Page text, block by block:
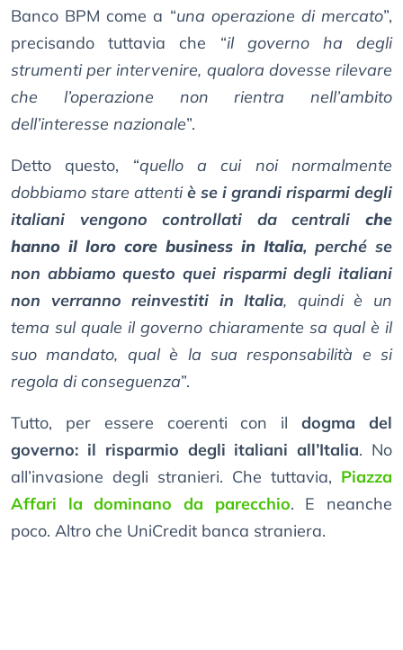
Banco BPM come a “una operazione di mercato”,
precisando tuttavia che “il governo ha degli
strumenti per intervenire, qualora dovesse rilevare
che l’operazione non rientra nell’ambito
dell’interesse nazionale”.
Detto questo, “quello a cui noi normalmente
dobbiamo stare attentiè se i grandi risparmi degli
italiani vengono controllati da centrali che
hanno il loro core business in Italia, perché se
non abbiamo questo quei risparmi degli italiani
non verranno reinvestiti in Italia, quindi è un
tema sul quale il governo chiaramente sa qual è il
suo mandato, qual è la sua responsabilità e si
regola di conseguenza”.
Tutto, per essere coerenti con ildogma del
governo: il risparmio degli italiani all’Italia. No
all’invasione degli stranieri. Che tuttavia, Piazza
Affari la dominano da parecchio. E neanche
poco. Altro che UniCredit banca straniera.